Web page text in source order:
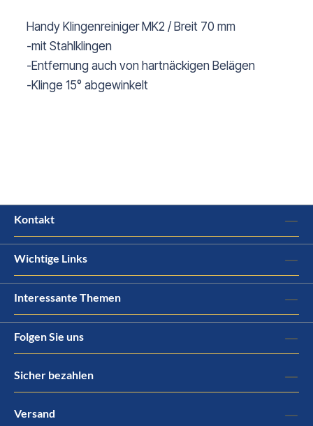
Handy Klingenreiniger MK2 / Breit 70 mm
-mit Stahlklingen
-Entfernung auch von hartnäckigen Belägen
-Klinge 15° abgewinkelt
Kontakt
Wichtige Links
Interessante Themen
Folgen Sie uns
Sicher bezahlen
Versand